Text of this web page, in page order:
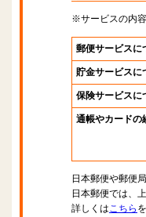
※サービスの内
郵便サービスに
貯金サービスに
保険サービスに
通帳やカードの
日本郵便や郵便
日本郵便では、
詳しくはこちら